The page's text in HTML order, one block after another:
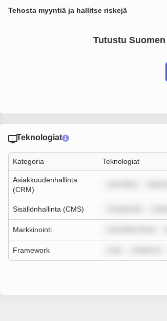
Tehosta myyntiä ja hallitse riskejä
Tutustu
Teknologiat
Kategoria Teknologiat
Asiakkuudenhallinta
(CRM)
Sisällönhallinta (CMS)
Markkinointi
Framework